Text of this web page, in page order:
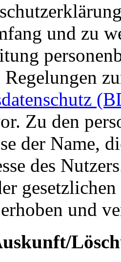
und zu
Zu den
der Name,
des
und